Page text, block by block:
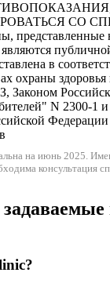
СО
представленные
в
охраны
Законом
N 2300-1
Федерации
на июнь 2025.
консультация